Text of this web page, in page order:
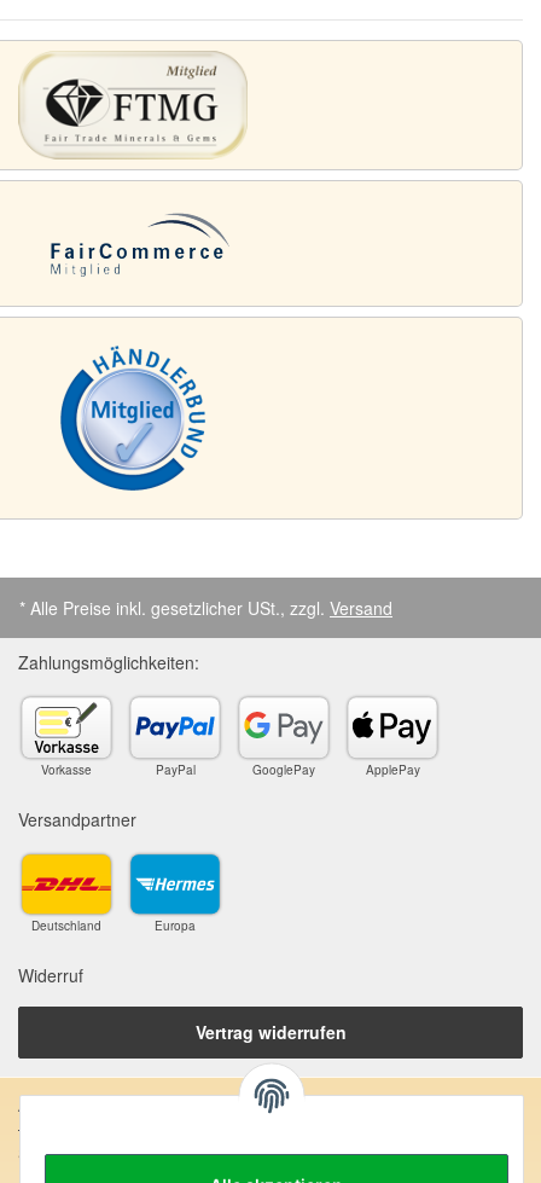
* Alle Preise inkl. gesetzlicher USt., zzgl. Versand
Zahlungsmöglichkeiten:
Vorkasse PayPal GooglePay ApplePay
Versandpartner
Deutschland Europa
Widerruf
Vertrag widerrufen
Anschrift:
SteinZeitOase